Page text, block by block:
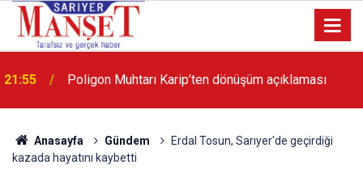
13:36 'Poligon'da İstanbul'a örnek proje gerçekleştirilecek'
Anasayfa Gündem
Erdal Tosun, Sarıyer'de geçirdiği
kazada hayatını kaybetti